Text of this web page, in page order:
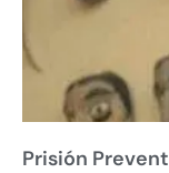
Prisión